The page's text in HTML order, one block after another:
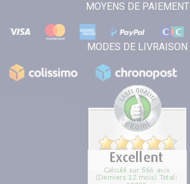
MOYENS DE PAIEMENT
MODES DE LIVRAISON